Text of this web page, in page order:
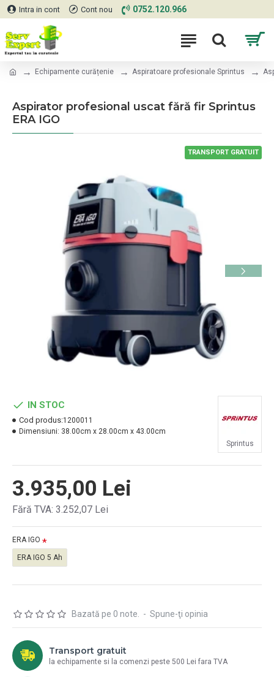
Intra in cont Cont nou 0752.120.966
Echipamente curățenie Aspiratoare profesionale Sprintus
Aspirator profesional uscat fără fir Sprintus
ERA IGO
TRANSPORT GRATUIT
Bazată pe 0 note. - Spune-ţi opinia
3.935,00 Lei
Fără TVA: 3.252,07 Lei
IN STOC
Cod produs:1200011
Dimensiuni: 38.00cm x 28.00cm x 43.00cm
Sprintus
ERA IGO
ERA IGO 5 Ah
Transport gratuit
la echipamente si la comenzi peste 500 Lei fara TVA